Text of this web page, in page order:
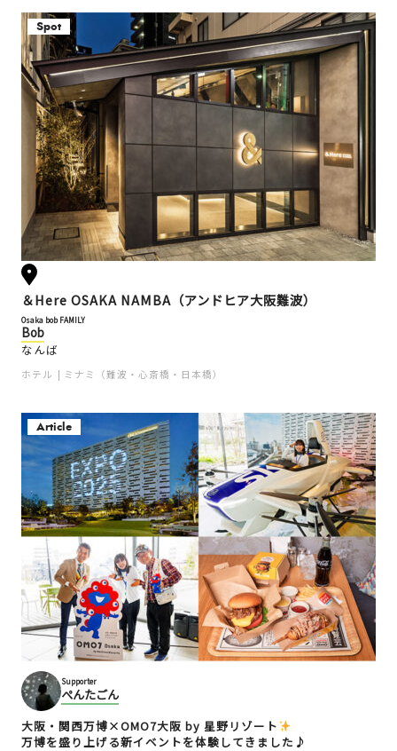
Spot
＆Here OSAKA NAMBA（アンドヒア大阪難波）
Osaka bob FAMILY
Bob
なんば
ホテル ミナミ（難波・心斎橋・日本橋）
Article
Supporter
ぺんたごん
大阪・関西万博×OMO7大阪 by 星野リゾート
万博を盛り上げる新イベントを体験してきました♪